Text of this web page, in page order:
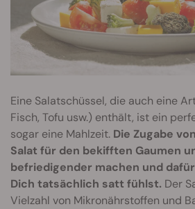
Eine Salatschüssel, die auch eine
Fisch, Tofu usw.) enthält, ist ein
sogar eine Mahlzeit. Die Zugabe
Salat für den bekifften Gaumen
befriedigender machen und
Dich tatsächlich satt fühlst. Der
Vielzahl von Mikronährstoffen und